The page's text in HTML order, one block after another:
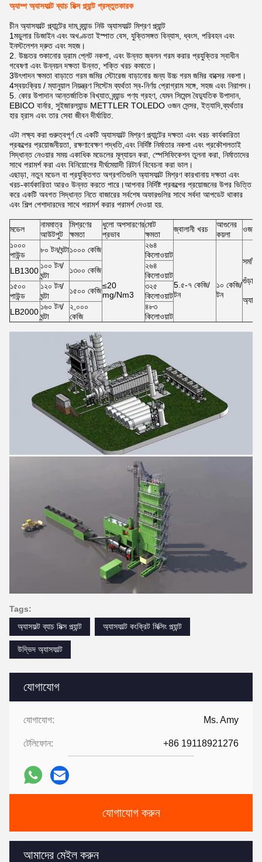
যোগাযোগ
যোগাযোগ: Ms. Amy
টেলিফোন: +86 19118921276
যোগাযোগ করুন
আমাদের মেইল ​​করুন
অ্যাম্প অ্যাসফাল্ট ব্যাচ মিক্স প্ল্যান্ট প্রস্তুতকারক
চীন অ্যাসফাল্ট প্ল্যান্টের দাম ব্র্যান্ড নিউ অ্যাসফাল্ট মিশ্রণ প্ল্যান্ট
1মডুলার ডিজাইন এবং অখণ্ডতা ইস্পাত বেস, যুক্তিসঙ্গত বিন্যাস, ধ্বংস, পরিবহন এবং
ইনস্টলেশন দ্রুত এবং সহজ।
2. উচ্চতর শুকানোর ড্রাম প্লেট নকশা, এবং উন্নত জ্বলন গরম করার প্রযুক্তির স্বাধীন
গবেষণা এবং উন্নয়ন দক্ষতা উন্নত, শক্তি খরচ কমাতে।
3উৎপাদন ক্ষমতা বাড়াতে গরম জমির স্টোরেজ বাড়ানোর জন্য উচ্চ গরম জমির বাক্সের নকশা।
4স্বয়ংক্রিয় / ম্যানুয়াল নিয়ন্ত্রণ সিস্টেম ব্যর্থতা স্ব-নির্ণয় প্রোগ্রাম সঙ্গে, সহজ এবং নিরাপদ।
5. কোর উপাদান আন্তর্জাতিক বিখ্যাত ব্র্যান্ড পণ্য গ্রহণ, যেমন সিমেন্স বৈদ্যুতিক উপাদান,
EBICO বার্নার, সুইজারল্যান্ড METTLER TOLEDO ওজন সেন্সর, ইত্যাদি,ব্যর্থতার
হার হ্রাস এবং তার সেবা জীবন দীর্ঘায়িত.
এটা লক্ষ্য করা গুরুত্বপূর্ণ যে একটি অ্যাসফাল্ট মিশ্রণ প্ল্যান্টের দক্ষতা এবং খরচ কার্যকারিতা
প্রকল্পের প্রয়োজনীয়তা, রক্ষণাবেক্ষণ পদ্ধতি,এবং নির্দিষ্ট নির্মাতার নকশা এবং প্রকৌশলতাই
সিদ্ধান্ত নেওয়ার সময় একাধিক মডেলের মূল্যায়ন করা, স্পেসিফিকেশন তুলনা করা, নির্মাতাদের
সাথে পরামর্শ করা এবং বিনিয়োগের দীর্ঘমেয়াদী রিটার্ন বিবেচনা করা ভাল।
এছাড়া, নতুন মডেল বা প্রযুক্তিগত অগ্রগতিগুলি অ্যাসফাল্ট মিশ্রণ কারখানায় দক্ষতা এবং
খরচ-কার্যকারিতা আরও উন্নত করতে পারে।আপনার নির্দিষ্ট প্রকল্পের প্রয়োজনের উপর ভিত্তি
করে একটি অবগত সিদ্ধান্ত নিতে বাজারের সর্বশেষ অফারগুলির সাথে সর্বদা আপডেট থাকার
এবং শিল্প পেশাদারদের সাথে পরামর্শ করার পরামর্শ দেওয়া হয়.
মডেল
নামমাত্র
আউটপুট
মিশ্রণের
ক্ষমতা
ধুলো অপসারণের
প্রভাব
মোট
ক্ষমতা
জ্বালানী খরচ
আগুনের
কয়লা
ওজন
১০০০
পাউন্ড
৮০ টন/ঘন্টা১০০০ কেজি
≤20
mg/Nm3
২৬৪
কিলোওয়াট
5.৫-৭ কেজি/
টন
১০ কেজি/
টন
LB1300
১০০ টন/
ঘন্টা
১৩০০ কেজি
২৬৪
কিলোওয়াট
১৫০০
পাউন্ড
১২০ টন/
ঘন্টা
১৫০০ কেজি
৩২৫
কিলোওয়াট
LB2000
১৬০ টন/
ঘন্টা
২,০০০
কেজি
৪৮৩
কিলোওয়াট
Tags:
অ্যাসফল্ট ব্যাচ মিক্স প্ল্যান্ট
অ্যাসফাল্ট কংক্রিট মিক্সিং প্ল্যান্ট
উদ্ভিদ অ্যাসফাল্ট